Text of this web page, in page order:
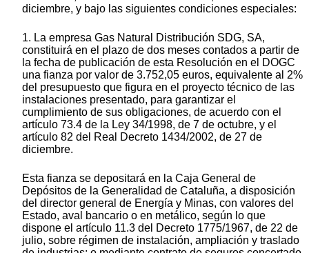
diciembre, y bajo las siguientes condiciones especiales:
1. La empresa Gas Natural Distribución SDG, SA,
constituirá en el plazo de dos meses contados a partir de
la fecha de publicación de esta Resolución en el DOGC
una fianza por valor de 3.752,05 euros, equivalente al 2%
del presupuesto que figura en el proyecto técnico de las
instalaciones presentado, para garantizar el
cumplimiento de sus obligaciones, de acuerdo con el
artículo 73.4 de la Ley 34/1998, de 7 de octubre, y el
artículo 82 del Real Decreto 1434/2002, de 27 de
diciembre.
Esta fianza se depositará en la Caja General de
Depósitos de la Generalidad de Cataluña, a disposición
del director general de Energía y Minas, con valores del
Estado, aval bancario o en metálico, según lo que
dispone el artículo 11.3 del Decreto 1775/1967, de 22 de
julio, sobre régimen de instalación, ampliación y traslado